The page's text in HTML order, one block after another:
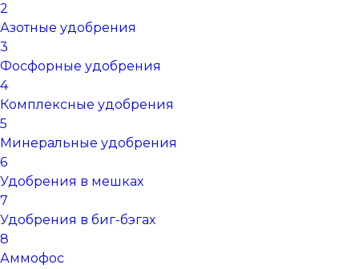
2
Азотные удобрения
3
Фосфорные удобрения
4
Комплексные удобрения
5
Минеральные удобрения
6
Удобрения в мешках
7
Удобрения в биг-бэгах
8
Аммофос